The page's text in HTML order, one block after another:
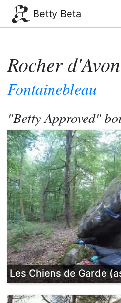
Betty Beta
Rocher d'Avon
Fontainebleau
"Betty Approved"
Les Chiens de Garde